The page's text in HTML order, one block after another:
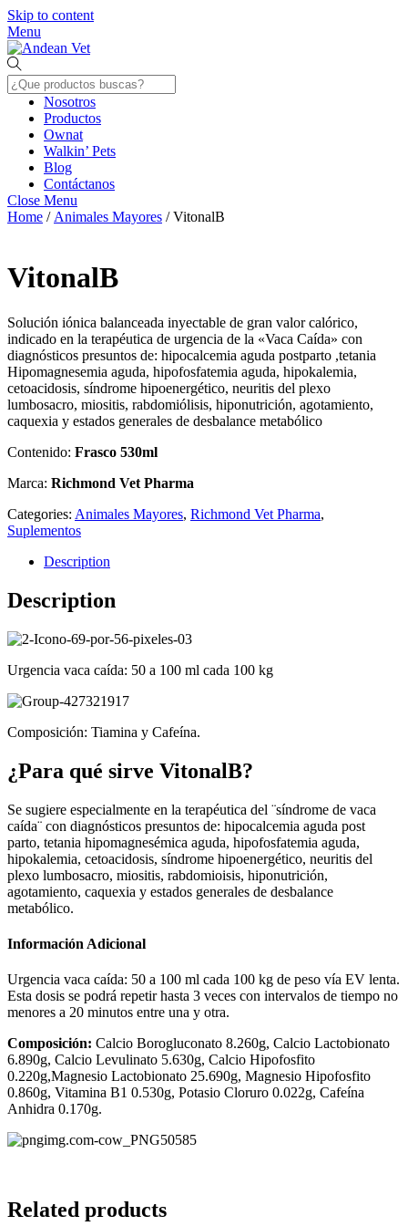
Skip to content
Menu
Nosotros
Productos
Ownat
Walkin’ Pets
Blog
Contáctanos
Close Menu
Home / Animales Mayores / VitonalB
VitonalB
Solución iónica balanceada inyectable de gran valor calórico,
indicado en la terapéutica de urgencia de la «Vaca Caída» con
diagnósticos presuntos de: hipocalcemia aguda postparto ,tetania
Hipomagnesemia aguda, hipofosfatemia aguda, hipokalemia,
cetoacidosis, síndrome hipoenergético, neuritis del plexo
lumbosacro, miositis, rabdomiólisis, hiponutrición, agotamiento,
caquexia y estados generales de desbalance metabólico
Contenido: Frasco 530ml
Marca: Richmond Vet Pharma
Categories: Animales Mayores, Richmond Vet Pharma,
Suplementos
Description
Description
Urgencia vaca caída: 50 a 100 ml cada 100 kg
Composición: Tiamina y Cafeína.
¿Para qué sirve VitonalB?
Se sugiere especialmente en la terapéutica del ¨síndrome de vaca
caída¨ con diagnósticos presuntos de: hipocalcemia aguda post
parto, tetania hipomagnesémica aguda, hipofosfatemia aguda,
hipokalemia, cetoacidosis, síndrome hipoenergético, neuritis del
plexo lumbosacro, miositis, rabdomioisis, hiponutrición,
agotamiento, caquexia y estados generales de desbalance
metabólico.
Información Adicional
Urgencia vaca caída: 50 a 100 ml cada 100 kg de peso vía EV lenta.
Esta dosis se podrá repetir hasta 3 veces con intervalos de tiempo no
menores a 20 minutos entre una y otra.
Composición: Calcio Borogluconato 8.260g, Calcio Lactobionato
6.890g, Calcio Levulinato 5.630g, Calcio Hipofosfito
0.220g,Magnesio Lactobionato 25.690g, Magnesio Hipofosfito
0.860g, Vitamina B1 0.530g, Potasio Cloruro 0.022g, Cafeína
Anhidra 0.170g.
Related products